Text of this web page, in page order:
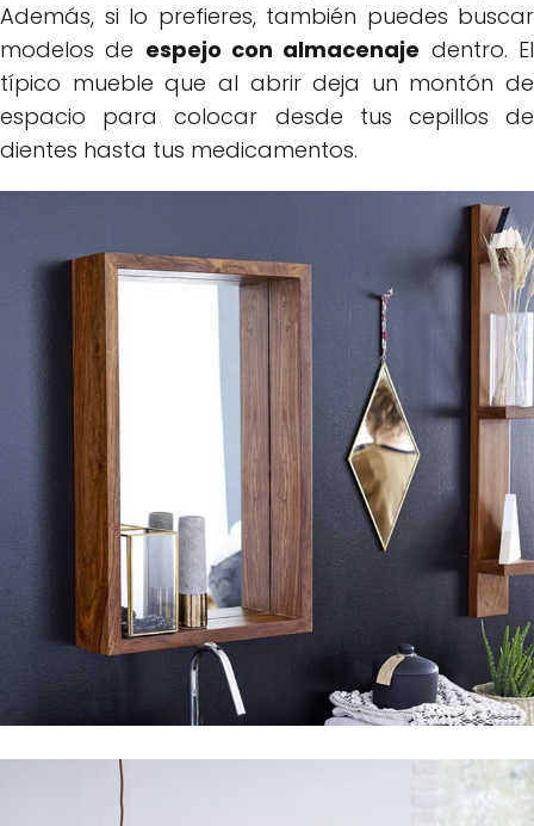
Además, si lo prefieres, también puedes buscar
modelos de espejo con almacenaje dentro. El
típico mueble que al abrir deja un montón de
espacio para colocar desde tus cepillos de
dientes hasta tus medicamentos.